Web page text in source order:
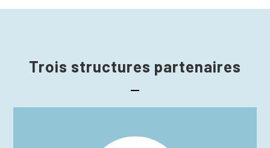
Trois structures partenaires